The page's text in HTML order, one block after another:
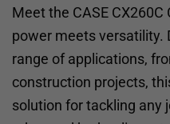
Meet the CASE
power meets versatility.
range of applications,
construction projects,
solution for tackling any